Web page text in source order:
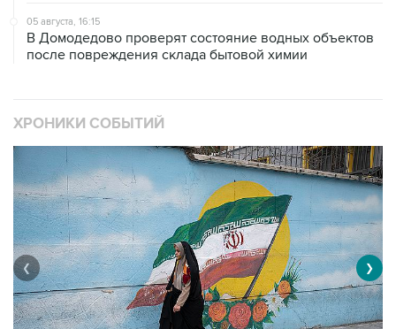
05 августа, 16:15
В Домодедово проверят состояние водных объектов
после повреждения склада бытовой химии
ХРОНИКИ СОБЫТИЙ
❮ ❯